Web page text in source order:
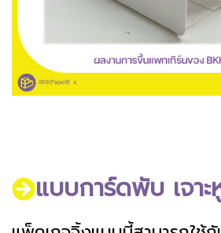
แบบการ์ดพับ เจา